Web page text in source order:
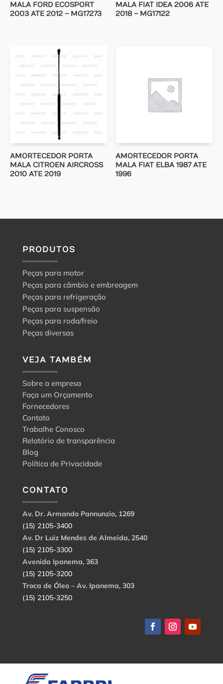
MALA FORD ECOSPORT
2003 ATE 2012 – MG17273
MALA FIAT IDEA 2006 ATE
2018 – MG17122
AMORTECEDOR PORTA
MALA CITROEN AIRCROSS
2010 ATE 2019
AMORTECEDOR PORTA
MALA FIAT ELBA 1987 ATE
1996
PRODUTOS
Peças para motor
Peças para câmbio e embreagem
Peças para refrigeração
Peças para suspensão
Peças para roda/freio
Peças diversas
VEJA TAMBÉM
Sobre a empresa
Faça um Orçamento
Fornecedores
Contato
Trabalhe Conosco
Relatório de transparência
Blog
Política de Privacidade
CONTATO
Av. Dr. Armando Pannunzio, 1269
(15) 2105-3400
Av. Dr Luiz Mendes de Almeida, 2540
(15) 2105-3300
Avenida Ipanema, 363
(15) 2105-3200
Troca de Óleo – Av. Ipanema, 303
(15) 2105-3250